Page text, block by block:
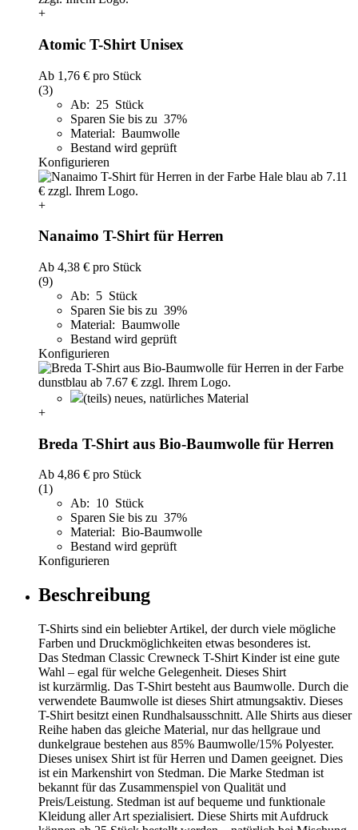
+
Atomic T-Shirt Unisex
Ab 1,76 € pro Stück
(3)
Ab: 25 Stück
Sparen Sie bis zu 37%
Material: Baumwolle
Bestand wird geprüft
Konfigurieren
+
Nanaimo T-Shirt für Herren
Ab 4,38 € pro Stück
(9)
Ab: 5 Stück
Sparen Sie bis zu 39%
Material: Baumwolle
Bestand wird geprüft
Konfigurieren
(teils) neues, natürliches Material
+
Breda T-Shirt aus Bio-Baumwolle für Herren
Ab 4,86 € pro Stück
(1)
Ab: 10 Stück
Sparen Sie bis zu 37%
Material: Bio-Baumwolle
Bestand wird geprüft
Konfigurieren
Beschreibung
T-Shirts sind ein beliebter Artikel, der durch viele mögliche
Farben und Druckmöglichkeiten etwas besonderes ist.
Das Stedman Classic Crewneck T-Shirt Kinder ist eine gute
Wahl – egal für welche Gelegenheit. Dieses Shirt
ist kurzärmlig. Das T-Shirt besteht aus Baumwolle. Durch die
verwendete Baumwolle ist dieses Shirt atmungsaktiv. Dieses
T-Shirt besitzt einen Rundhalsausschnitt. Alle Shirts aus dieser
Reihe haben das gleiche Material, nur das hellgraue und
dunkelgraue bestehen aus 85% Baumwolle/15% Polyester.
Dieses unisex Shirt ist für Herren und Damen geeignet. Dies
ist ein Markenshirt von Stedman. Die Marke Stedman ist
bekannt für das Zusammenspiel von Qualität und
Preis/Leistung. Stedman ist auf bequeme und funktionale
Kleidung aller Art spezialisiert. Diese Shirts mit Aufdruck